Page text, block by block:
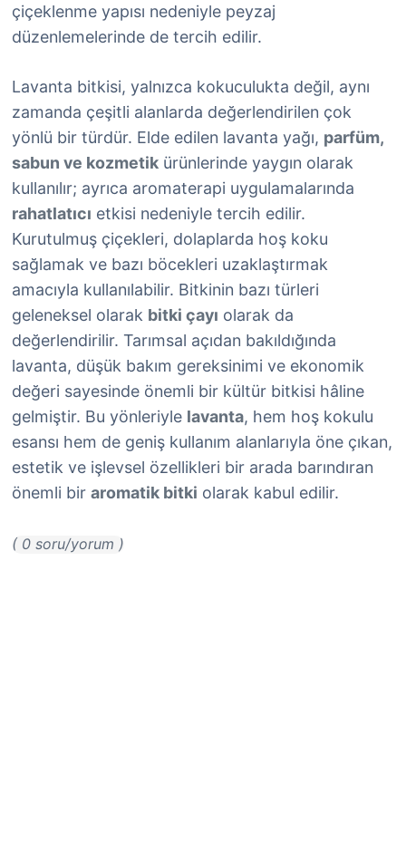
çiçeklenme yapısı nedeniyle peyzaj
düzenlemelerinde de tercih edilir.
Lavanta bitkisi, yalnızca kokuculukta değil, aynı
zamanda çeşitli alanlarda değerlendirilen çok
yönlü bir türdür. Elde edilen lavanta yağı, parfüm,
sabun ve kozmetik ürünlerinde yaygın olarak
kullanılır; ayrıca aromaterapi uygulamalarında
rahatlatıcı etkisi nedeniyle tercih edilir.
Kurutulmuş çiçekleri, dolaplarda hoş koku
sağlamak ve bazı böcekleri uzaklaştırmak
amacıyla kullanılabilir. Bitkinin bazı türleri
geleneksel olarak bitki çayı olarak da
değerlendirilir. Tarımsal açıdan bakıldığında
lavanta, düşük bakım gereksinimi ve ekonomik
değeri sayesinde önemli bir kültür bitkisi hâline
gelmiştir. Bu yönleriyle lavanta, hem hoş kokulu
esansı hem de geniş kullanım alanlarıyla öne çıkan,
estetik ve işlevsel özellikleri bir arada barındıran
önemli bir aromatik bitki olarak kabul edilir.
( 0 soru/yorum )